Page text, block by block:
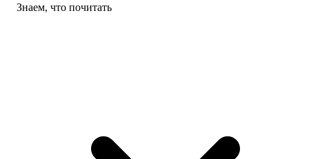
Знаем, что почитать